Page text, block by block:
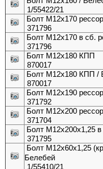
1/55422/21
Болт М12х170
371796
Болт М12х170 в сб.
371796
Болт М12х180 КПП
870017
Болт М12х180 КПП /
870017
Болт М12х190
371792
Болт М12х200
371704
Болт М12х200х1,25 в
371795
Болт М12х60х1,25
Белебей
1/55410/21